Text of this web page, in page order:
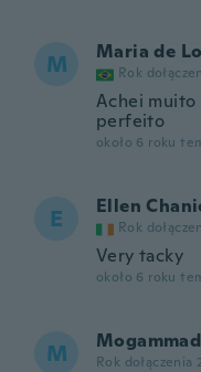
M Maria de
Rok
Achei muito
perfeito
około 6 roku
E Ellen
Rok
Very tacky
około 6 roku
M Rok dołączenia